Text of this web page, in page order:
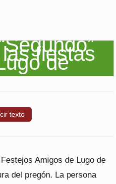
texto
Amigos de Lugo de
del pregón. La persona